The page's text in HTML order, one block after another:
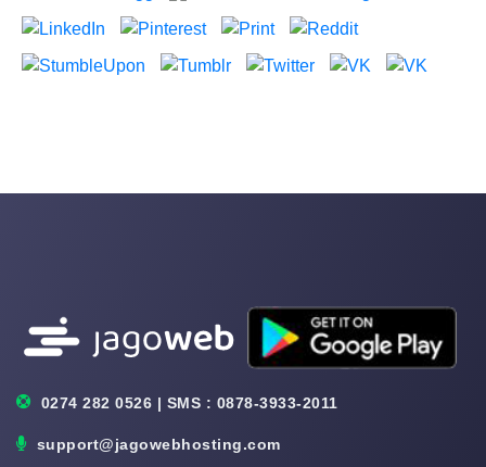
0274 282 0526 | SMS : 0878-3933-2011
support@jagowebhosting.com